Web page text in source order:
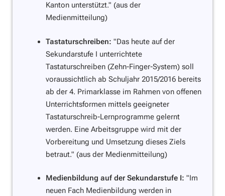
Kanton unterstützt." (aus der
Medienmitteilung)
Tastaturschreiben: "Das heute auf der
Sekundarstufe I unterrichtete
Tastaturschreiben (Zehn-Finger-System) soll
voraussichtlich ab Schuljahr 2015/2016 bereits
ab der 4. Primarklasse im Rahmen von offenen
Unterrichtsformen mittels geeigneter
Tastaturschreib-Lernprogramme gelernt
werden. Eine Arbeitsgruppe wird mit der
Vorbereitung und Umsetzung dieses Ziels
betraut." (aus der Medienmitteilung)
Medienbildung auf der Sekundarstufe I: "Im
neuen Fach Medienbildung werden in